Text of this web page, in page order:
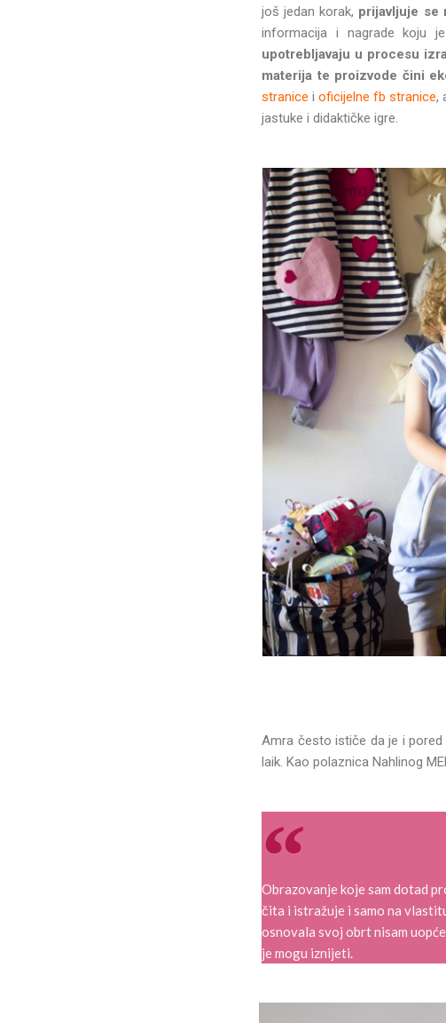
još jedan korak, prijavljuje se
informacija i nagrade koju
upotrebljavaju u procesu
materija te proizvode čini
stranice i oficijelne fb stranice,
jastuke i didaktičke igre.
Amra često ističe da je i
laik. Kao polaznica Nahlinog
Obrazovanje koje sam dotad
čita i istražuje i samo na
osnovala svoj obrt nisam
je mogu iznijeti.